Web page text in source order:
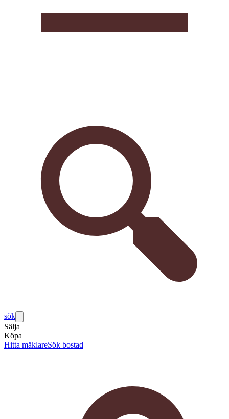
sök
Sälja
Köpa
Hitta mäklareSök bostad